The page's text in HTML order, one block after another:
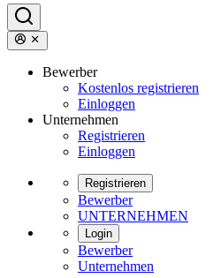
Bewerber
Kostenlos registrieren
Einloggen
Unternehmen
Registrieren
Einloggen
Registrieren
Bewerber
UNTERNEHMEN
Login
Bewerber
Unternehmen